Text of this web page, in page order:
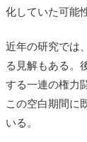
化していた可能
近年の研究では
る見解もある。
する一連の権力
この空白期間に
いる。